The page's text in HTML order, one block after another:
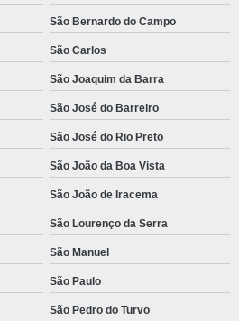
São Bernardo do Campo
São Carlos
São Joaquim da Barra
São José do Barreiro
São José do Rio Preto
São João da Boa Vista
São João de Iracema
São Lourenço da Serra
São Manuel
São Paulo
São Pedro do Turvo